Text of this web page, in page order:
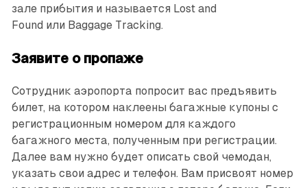
зале прибытия и называется Lost and
Found или Baggage Tracking.
Заявите о пропаже
Сотрудник аэропорта попросит вас предъявить
билет, на котором наклеены багажные купоны с
регистрационным номером для каждого
багажного места, полученным при регистрации.
Далее вам нужно будет описать свой чемодан,
указать свои адрес и телефон. Вам присвоят номер